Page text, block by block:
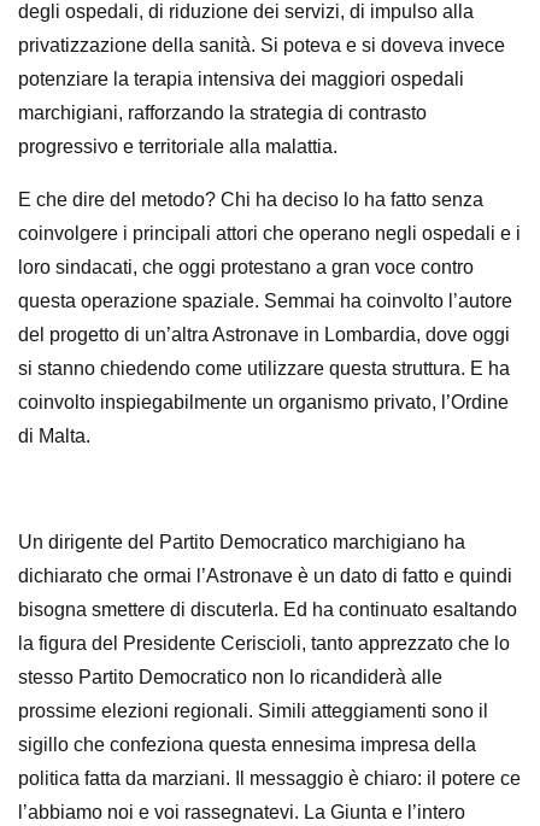
degli ospedali, di riduzione dei servizi, di impulso alla
privatizzazione della sanità. Si poteva e si doveva invece
potenziare la terapia intensiva dei maggiori ospedali
marchigiani, rafforzando la strategia di contrasto
progressivo e territoriale alla malattia.
E che dire del metodo? Chi ha deciso lo ha fatto senza
coinvolgere i principali attori che operano negli ospedali e i
loro sindacati, che oggi protestano a gran voce contro
questa operazione spaziale. Semmai ha coinvolto l’autore
del progetto di un’altra Astronave in Lombardia, dove oggi
si stanno chiedendo come utilizzare questa struttura. E ha
coinvolto inspiegabilmente un organismo privato, l’Ordine
di Malta.
Un dirigente del Partito Democratico marchigiano ha
dichiarato che ormai l’Astronave è un dato di fatto e quindi
bisogna smettere di discuterla. Ed ha continuato esaltando
la figura del Presidente Ceriscioli, tanto apprezzato che lo
stesso Partito Democratico non lo ricandiderà alle
prossime elezioni regionali. Simili atteggiamenti sono il
sigillo che confeziona questa ennesima impresa della
politica fatta da marziani. Il messaggio è chiaro: il potere ce
l’abbiamo noi e voi rassegnatevi. La Giunta e l’intero